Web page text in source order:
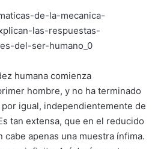
humana comienza
hombre, y no ha terminado
igual, independientemente de
tan extensa, que en el reducido
cabe apenas una muestra ínfima.